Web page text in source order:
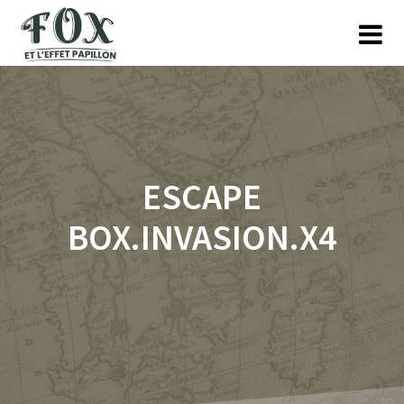
ESCAPE
BOX.INVASION.X4